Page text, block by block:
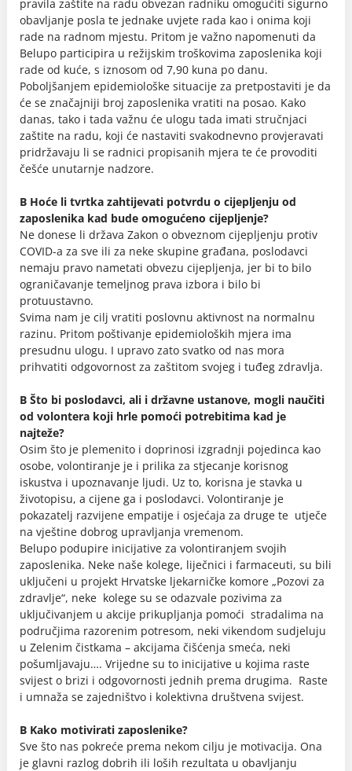
pravila zaštite na radu obvezan radniku omogućiti sigurno
obavljanje posla te jednake uvjete rada kao i onima koji
rade na radnom mjestu. Pritom je važno napomenuti da
Belupo participira u režijskim troškovima zaposlenika koji
rade od kuće, s iznosom od 7,90 kuna po danu.
Poboljšanjem epidemiološke situacije za pretpostaviti je da
će se značajniji broj zaposlenika vratiti na posao. Kako
danas, tako i tada važnu će ulogu tada imati stručnjaci
zaštite na radu, koji će nastaviti svakodnevno provjeravati
pridržavaju li se radnici propisanih mjera te će provoditi
češće unutarnje nadzore.
B Hoće li tvrtka zahtijevati potvrdu o cijepljenju od
zaposlenika kad bude omogućeno cijepljenje?
Ne donese li država Zakon o obveznom cijepljenju protiv
COVID-a za sve ili za neke skupine građana, poslodavci
nemaju pravo nametati obvezu cijepljenja, jer bi to bilo
ograničavanje temeljnog prava izbora i bilo bi
protuustavno.
Svima nam je cilj vratiti poslovnu aktivnost na normalnu
razinu. Pritom poštivanje epidemioloških mjera ima
presudnu ulogu. I upravo zato svatko od nas mora
prihvatiti odgovornost za zaštitom svojeg i tuđeg zdravlja.
B Što bi poslodavci, ali i državne ustanove, mogli naučiti
od volontera koji hrle pomoći potrebitima kad je
najteže?
Osim što je plemenito i doprinosi izgradnji pojedinca kao
osobe, volontiranje je i prilika za stjecanje korisnog
iskustva i upoznavanje ljudi. Uz to, korisna je stavka u
životopisu, a cijene ga i poslodavci. Volontiranje je
pokazatelj razvijene empatije i osjećaja za druge te utječe
na vještine dobrog upravljanja vremenom.
Belupo podupire inicijative za volontiranjem svojih
zaposlenika. Neke naše kolege, liječnici i farmaceuti, su bili
uključeni u projekt Hrvatske ljekarničke komore „Pozovi za
zdravlje“, neke kolege su se odazvale pozivima za
uključivanjem u akcije prikupljanja pomoći stradalima na
područjima razorenim potresom, neki vikendom sudjeluju
u Zelenim čistkama – akcijama čišćenja smeća, neki
pošumljavaju…. Vrijedne su to inicijative u kojima raste
svijest o brizi i odgovornosti jednih prema drugima. Raste
i umnaža se zajedništvo i kolektivna društvena svijest.
B Kako motivirati zaposlenike?
Sve što nas pokreće prema nekom cilju je motivacija. Ona
je glavni razlog dobrih ili loših rezultata u obavljanju